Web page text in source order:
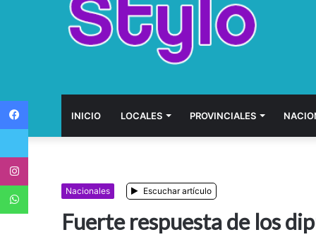
INICIO LOCALES PROVINCIALES
Nacionales Escuchar artículo
Fuerte respuesta de los
WhatsApp